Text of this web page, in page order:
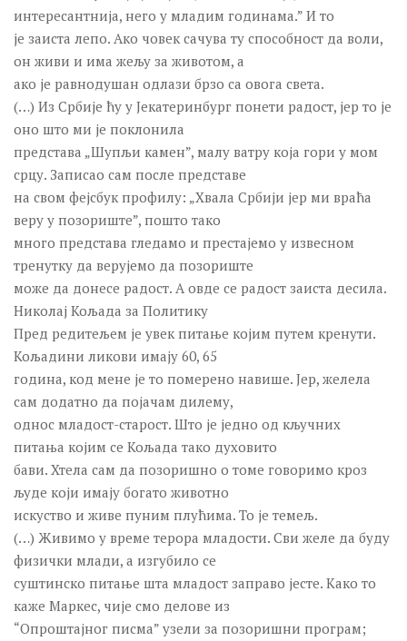
интересантнија, него у младим годинама.” И то
је заиста лепо. Ако човек сачува ту способност да воли,
он живи и има жељу за животом, а
ако је равнодушан одлази брзо са овога света.
(…) Из Србије ћу у Јекатеринбург понети радост, јер то је
оно што ми је поклонила
представа „Шупљи камен”, малу ватру која гори у мом
срцу. Записао сам после представе
на свом фејсбук профилу: „Хвала Србији јер ми враћа
веру у позориште”, пошто тако
много представа гледамо и престајемо у извесном
тренутку да верујемо да позориште
може да донесе радост. А овде се радост заиста десила.
Николај Кољада за Политику
Пред редитељем је увек питање којим путем кренути.
Кољадини ликови имају 60, 65
година, код мене је то померено навише. Јер, желела
сам додатно да појачам дилему,
однос младост-старост. Што је једно од кључних
питања којим се Кољада тако духовито
бави. Хтела сам да позоришно о томе говоримо кроз
људе који имају богато животно
искуство и живе пуним плућима. То је темељ.
(…) Живимо у време терора младости. Сви желе да буду
физички млади, а изгубило се
суштинско питање шта младост заправо јесте. Како то
каже Маркес, чије смо делове из
“Опроштајног писма” узели за позоришни програм;